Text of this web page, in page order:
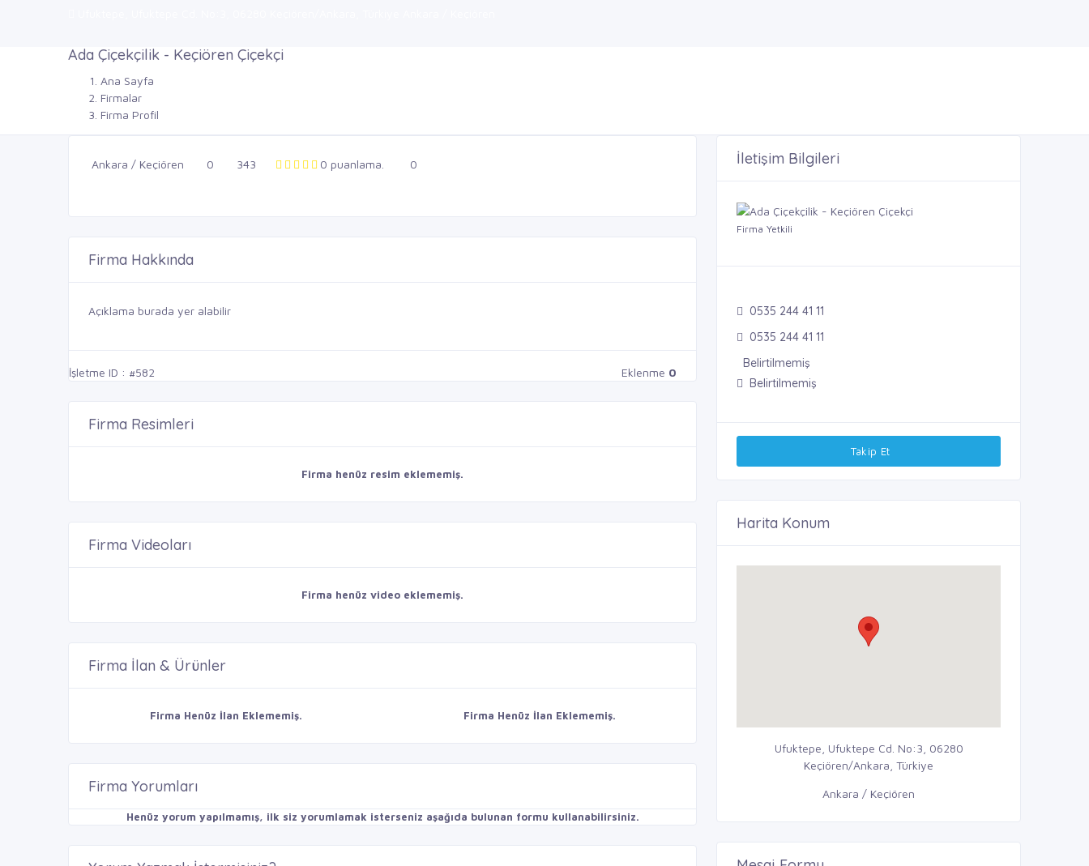
Ada Çiçekçilik - Keçiören Çiçekçi
Ana Sayfa
Firmalar
Firma Profil
Ankara / Keçiören 0 343 0 puanlama. 0
Firma Hakkında
Açıklama burada yer alabilir
İşletme ID : #582 Eklenme 0
Firma Resimleri
Firma henüz resim eklememiş.
Firma Videoları
Firma henüz video eklememiş.
Firma İlan & Ürünler
Firma Henüz İlan Eklememiş. Firma Henüz İlan Eklememiş.
Firma Yorumları
Henüz yorum yapılmamış, ilk siz yorumlamak isterseniz aşağıda bulunan formu kullanabilirsiniz.
İletişim Bilgileri
Firma Yetkili
0535 244 41 11
0535 244 41 11
Belirtilmemiş
Belirtilmemiş
Takip Et
Harita Konum
Ufuktepe, Ufuktepe Cd. No:3, 06280
Keçiören/Ankara, Türkiye
Ankara / Keçiören